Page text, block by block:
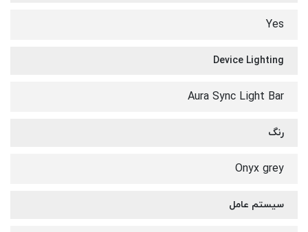
Yes
Device Lighting
Aura Sync Light Bar
رنگ
Onyx grey
سیستم عامل